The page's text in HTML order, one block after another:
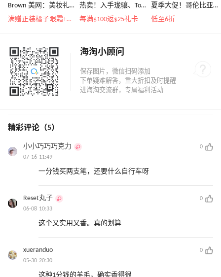
Brown 美网：美妆礼
遇！满$150立省$50
满赠正装橘子眼霜+精华唇蜜等好礼
热卖！入手珑骧、Tory
Burch、拉夫劳伦等
每满$100返$25礼卡
夏季大促！哥伦比亚
运动热卖
低至6折
海淘小顾问
精彩评论（5）
小小巧巧巧克力
0
07-16 11:49
一分钱买两支笔，还要什么自行车呀
Reset丸子
0
06-08 10:33
这个又实用又香。真的划算
xueranduo
0
05-30 20:30
这种1分钱的羊毛，确实香得很